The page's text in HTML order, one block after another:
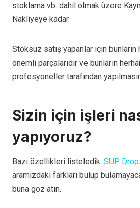
stoklama vb. dahil olmak üzere
Nakliyeye kadar.
Stoksuz satış yapanlar için
önemli parçalarıdır ve bunların
profesyoneller tarafından
Sizin için işleri
yapıyoruz?
Bazı özellikleri listeledik. SUP
aramızdaki farkları bulup
buna göz atın.